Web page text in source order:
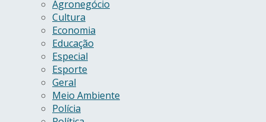
Agronegócio
Cultura
Economia
Educação
Especial
Esporte
Geral
Meio Ambiente
Polícia